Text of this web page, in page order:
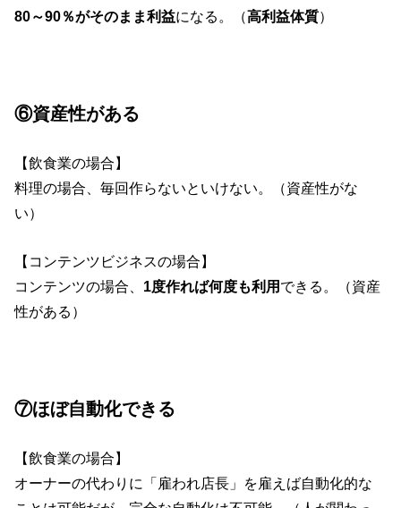
80～90％がそのまま利益になる。（高利益体質）
⑥資産性がある
【飲食業の場合】
料理の場合、毎回作らないといけない。（資産性がな
い）
【コンテンツビジネスの場合】
コンテンツの場合、 1度作れば何度も利用 できる。（資産
性がある）
⑦ほぼ自動化できる
【飲食業の場合】
オーナーの代わりに「雇われ店長」を雇えば自動化的な